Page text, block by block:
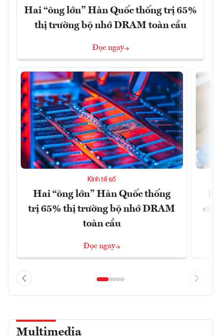
Hai “ông lớn” Hàn Quốc thống trị 65%
thị trường bộ nhớ DRAM toàn cầu
Đọc ngay
Kinh tế số
Hai “ông lớn” Hàn Quốc thống
trị 65% thị trường bộ nhớ DRAM
toàn cầu
Đọc ngay
Multimedia